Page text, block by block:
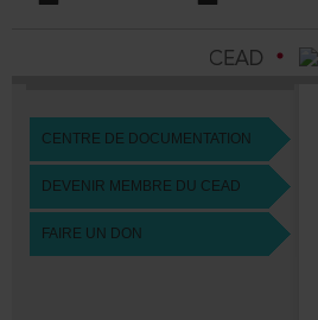
CENTREDEDOCUMENTATION
DEVENIRMEMBREDUCEAD
FAIREUNDON